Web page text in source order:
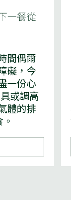
一餐從
間偶爾
礙，今
一份心
或調高
體的排